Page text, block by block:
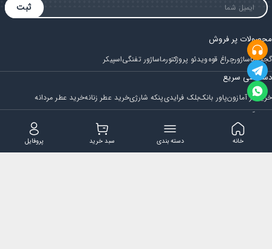
ثبت
محصولات پر فروش
گجتماساژورچراغ قوهویدئو پروژکتورماساژور تفنگیاسپیکر
دسترسی سریع
خرید از آمازونپاور بانکبلک فرایدیپنکه شارژیخرید عطر زنانهخرید عطر مردانه
فروشگاه
مجله ایران بابا قوانین و مقررات سوالات متداول
تماس با ایران بابا
پروفایل سبد خرید دسته بندی خانه